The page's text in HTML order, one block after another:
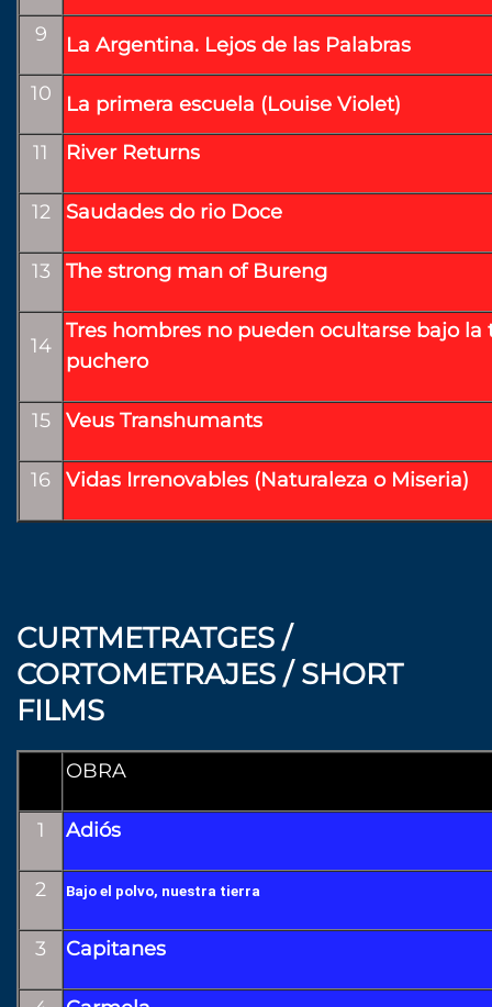
9
La Argentina. Lejos de las Palabras
10
La primera escuela (Louise Violet)
11
River Returns
12 Saudades do rio Doce
13 The strong man of Bureng
14
Tres hombres no pueden ocultarse bajo la
puchero
15 Veus Transhumants
16 Vidas Irrenovables (Naturaleza o Miseria)
CURTMETRATGES /
CORTOMETRAJES / SHORT
FILMS
OBRA
1 Adiós
2 Bajo el polvo, nuestra tierra
3 Capitanes